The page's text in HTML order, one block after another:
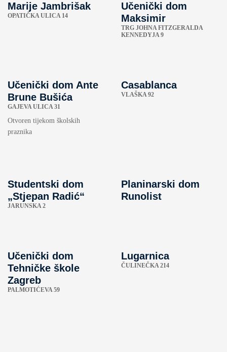
Marije Jambrišak
OPATIČKA ULICA 14
Učenički dom
Maksimir
TRG JOHNA FITZGERALDA
KENNEDYJA 9
Učenički dom Ante
Brune Bušića
GAJEVA ULICA 31
Otvoren tijekom školskih
praznika
Casablanca
VLAŠKA 92
Studentski dom
„Stjepan Radić“
JARUNSKA 2
Planinarski dom
Runolist
Učenički dom
Tehničke škole
Zagreb
PALMOTIĆEVA 59
Lugarnica
ČULINEČKA 214